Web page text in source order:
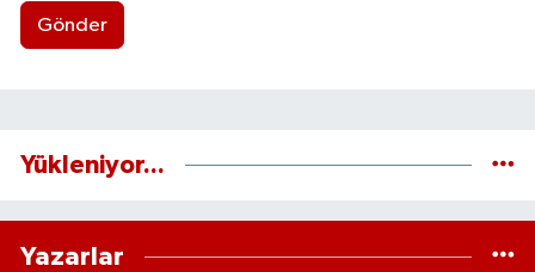
Gönder
Yükleniyor...
Yazarlar